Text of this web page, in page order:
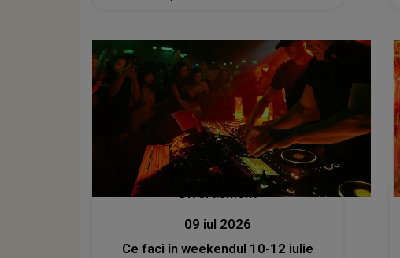
Divertisment
09 iul 2026
Ce faci în weekendul 10-12 iulie